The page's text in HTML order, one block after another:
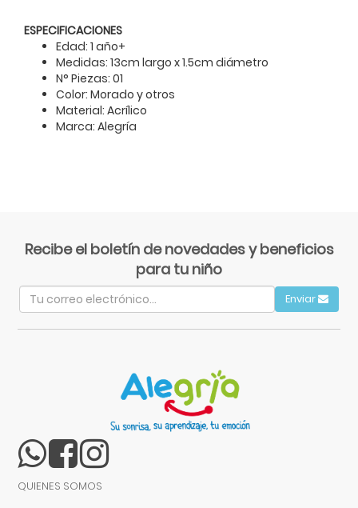
ESPECIFICACIONES
Edad: 1 año+
Medidas: 13cm largo x 1.5cm diámetro
N° Piezas: 01
Color: Morado y otros
Material: Acrílico
Marca: Alegría
Recibe el boletín de novedades y beneficios
para tu niño
Enviar
QUIENES SOMOS